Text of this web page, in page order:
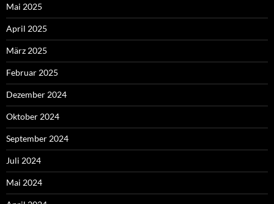
Mai 2025
April 2025
März 2025
Februar 2025
Dezember 2024
Oktober 2024
September 2024
Juli 2024
Mai 2024